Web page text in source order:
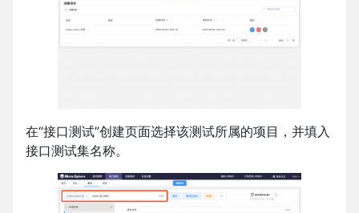
在“接口测试”创建页面选择该测试所属的项目，并填入
接口测试集名称。